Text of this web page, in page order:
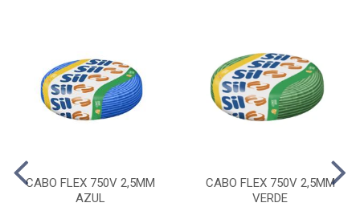
CABO FLEX 750V 2,5MM
AZUL
CABO FLEX 750V 2,5MM
VERDE